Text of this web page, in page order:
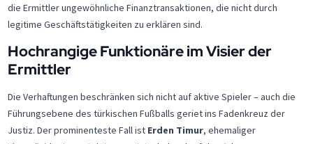
die Ermittler ungewöhnliche Finanztransaktionen, die nicht durch
legitime Geschäftstätigkeiten zu erklären sind.
Hochrangige Funktionäre im Visier der
Ermittler
Die Verhaftungen beschränken sich nicht auf aktive Spieler – auch die
Führungsebene des türkischen Fußballs geriet ins Fadenkreuz der
Justiz. Der prominenteste Fall ist Erden Timur, ehemaliger